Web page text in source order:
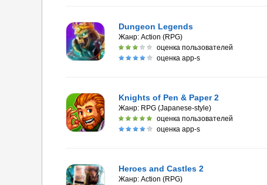
Dungeon Legends
Жанр: Action (RPG)
оценка пользователей
оценка app-s
Knights of Pen & Paper 2
Жанр: RPG (Japanese-style)
оценка пользователей
оценка app-s
Heroes and Castles 2
Жанр: Action (RPG)